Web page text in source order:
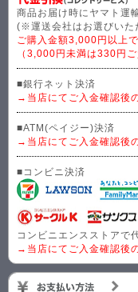
商品お届け時にヤマト運
(※運送会社はお選びいた
ご購入金額3,000円以上で
（3,000円未満は330円ご
■銀行ネット決済
→当店にてご入金確認後
■ATM(ペイジー)決済
→当店にてご入金確認後
■コンビニ決済
コンビニエンスストアで
→当店にてご入金確認後